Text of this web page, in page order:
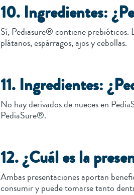
10. Ingredientes:
Sí, Pediasure® contiene prebióticos.
plátanos, espárragos, ajos y cebollas.
11. Ingredientes:
No hay derivados de nueces en
PediaSure®.
12. ¿Cuál es la
Ambas presentaciones aportan
consumir y puede tomarse tanto